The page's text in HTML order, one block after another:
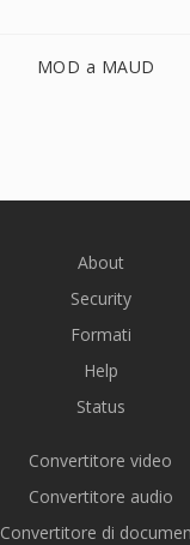
MOD a MAUD
About
Security
Formati
Help
Status
Convertitore video
Convertitore audio
Convertitore di